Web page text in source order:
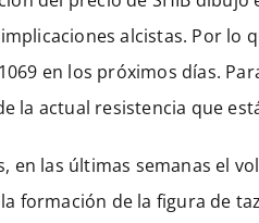
alcistas. Por lo
en los próximos días.
la actual resistencia que
en las últimas semanas el
formación de la figura de